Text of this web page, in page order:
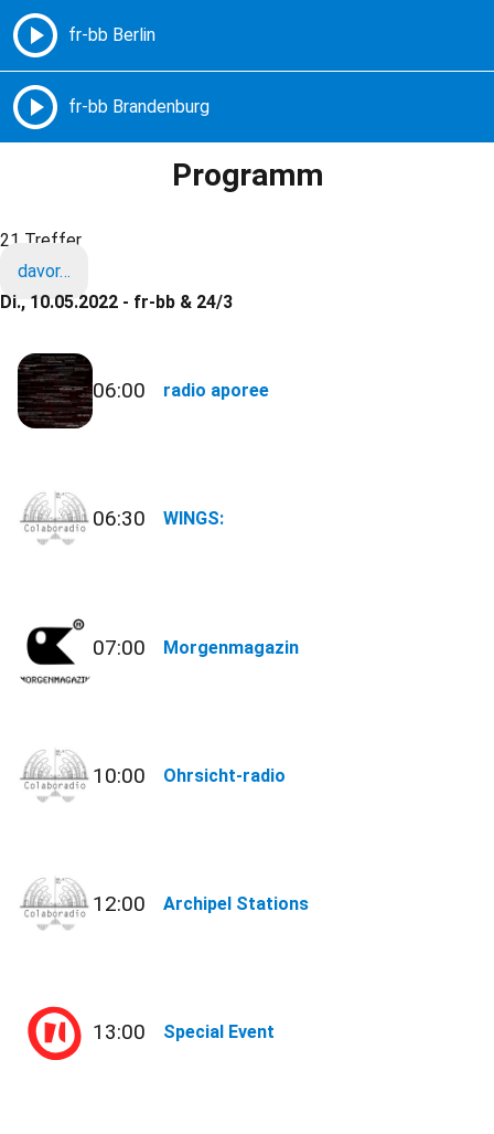
Freie Radios – Berlin Brandenburg
Programm
21 Treffer
davor…
Di., 10.05.2022 - fr-bb & 24/3
06:00 radio aporee
06:30 WINGS:
07:00 Morgenmagazin
10:00 Ohrsicht-radio
12:00 Archipel Stations
13:00 Special Event